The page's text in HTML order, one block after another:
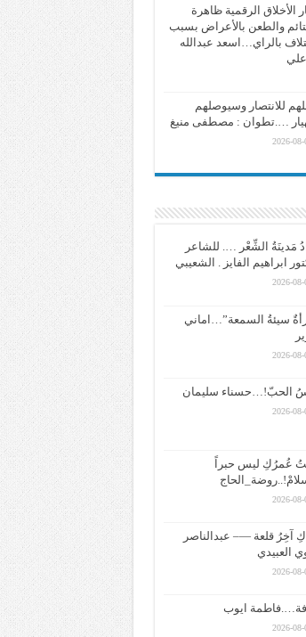
الأخلاق الرقمية ظاهرة
والطعن بالأعراض بسبب
بالراي…اسعد عبدالله
للانتصار وسيوصلهم
….تطوان : مصطفى منيغ
2026-08-
مَدينَةُ الشِّعْر …. للشاعر
ابراهيم الفايز . الشعيبي
2026-08-
سيئةُ السمعة”…اماني
2026-08-
الحبّ!…حسناء سليمان
2026-08-
عُمرُكِ ليس حبراً
2026-08-
آخِرُ قلعة —– عبدالناصر
العبيدي
2026-08-
ايوب
2026-08-